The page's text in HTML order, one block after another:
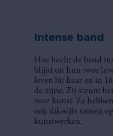
Intense band
Hoe hecht de band
blijkt uit hun twee
leven bij haar en in
de zijne. Zij steunt
voor kunst. Ze
ook dikwijls samen
kunstwerken.